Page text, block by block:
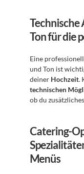
Technische
Ton für die
Eine
und Ton ist
deiner Hochzeit
technischen
ob du
Catering-
Menüs